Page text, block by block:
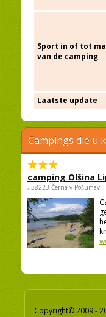
Sport in of tot
van de camping
Laatste update
Campings die u
camping Olšina
, 38223 Černá v Pošumaví
Copyright© 2009 -